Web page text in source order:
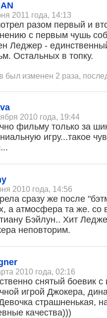
2011 года, 14:13
разом первый и
с первым чушь
Леджер -
Остальных в топку.
был изменен 2 раза,
2010 года, 19:44
фильму только за
игру...такое
2010 года, 14:56
сразу же после
а атмосфера та же.
Бэйлун.. Хит
неповторим.
2010 года, 02:16
снятый боевик
игрой Джокера,
страшненькая,
качества)))